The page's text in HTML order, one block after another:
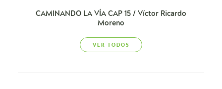
CAMINANDO LA VÍA CAP 15 / Víctor Ricardo
Moreno
VER TODOS